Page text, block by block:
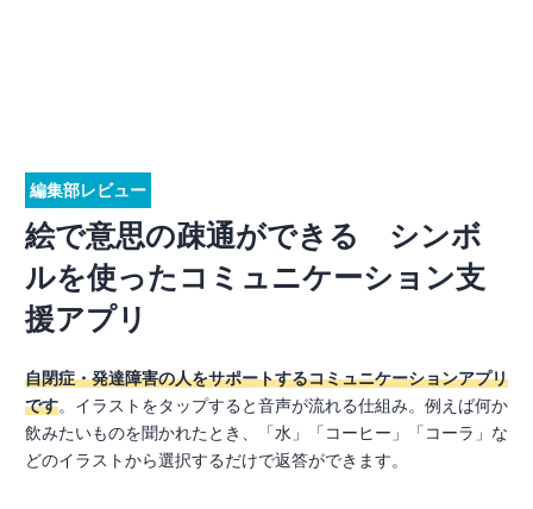
編集部レビュー
絵で意思の疎通ができる シンボ
ルを使ったコミュニケーション支
援アプリ
自閉症・発達障害の人をサポートするコミュニケーションアプリ
です。イラストをタップすると音声が流れる仕組み。例えば何か
飲みたいものを聞かれたとき、「水」「コーヒー」「コーラ」な
どのイラストから選択するだけで返答ができます。